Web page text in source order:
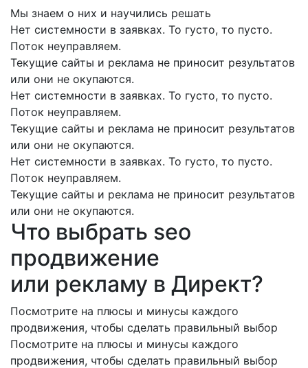
Мы знаем о них и научились решать
Нет системности в заявках. То густо, то пусто.
Поток неуправляем.
Текущие сайты и реклама не приносит результатов
или они не окупаются.
Нет системности в заявках. То густо, то пусто.
Поток неуправляем.
Текущие сайты и реклама не приносит результатов
или они не окупаются.
Нет системности в заявках. То густо, то пусто.
Поток неуправляем.
Текущие сайты и реклама не приносит результатов
или они не окупаются.
Что выбрать seo
продвижение
или рекламу в Директ?
Посмотрите на плюсы и минусы каждого
продвижения, чтобы сделать правильный выбор
Посмотрите на плюсы и минусы каждого
продвижения, чтобы сделать правильный выбор